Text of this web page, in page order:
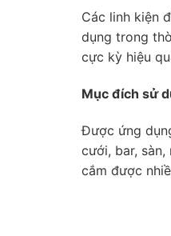
Các linh kiện
dụng trong
cực kỳ hiệu
Mục đích sử
Được ứng
cưới, bar,
cắm được